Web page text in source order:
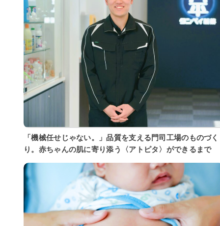
「機械任せじゃない。」品質を支える門司工場のものづく
り。赤ちゃんの肌に寄り添う〈アトピタ〉ができるまで